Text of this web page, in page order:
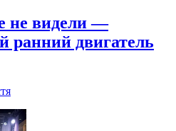
не видели —
ранний двигатель